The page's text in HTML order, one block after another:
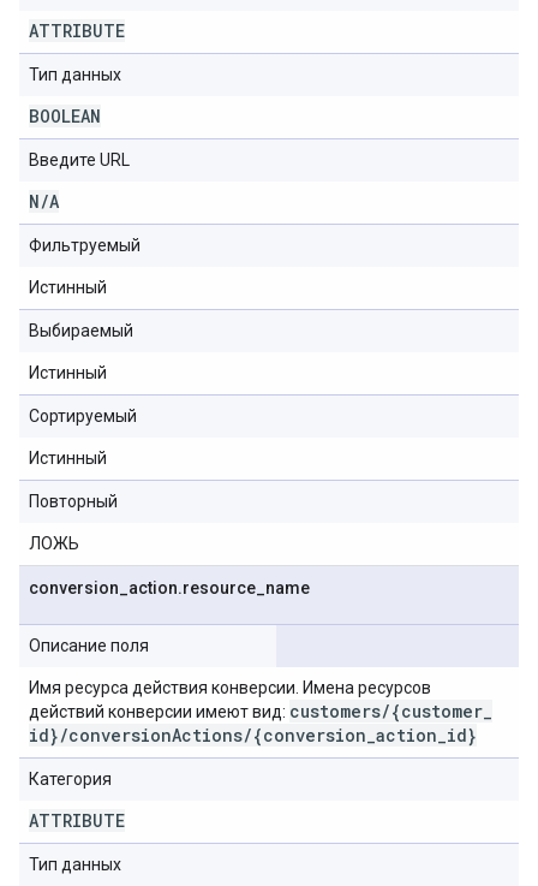
ATTRIBUTE
Тип данных
BOOLEAN
Введите URL
N/A
Фильтруемый
Истинный
Выбираемый
Истинный
Сортируемый
Истинный
Повторный
ЛОЖЬ
conversion action.resource name
Описание поля
Имя ресурса действия конверсии. Имена ресурсов
действий конверсии имеют вид: customers/{customer
id}/conversionActions/{conversion action id}
Категория
ATTRIBUTE
Тип данных